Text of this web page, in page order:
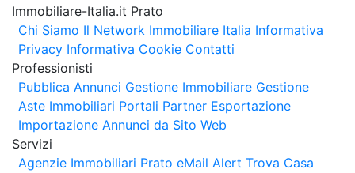
Immobiliare-Italia.it Prato
Chi Siamo Il Network Immobiliare Italia Informativa
Privacy Informativa Cookie Contatti
Professionisti
Pubblica Annunci Gestione Immobiliare Gestione
Aste Immobiliari Portali Partner Esportazione
Importazione Annunci da Sito Web
Servizi
Agenzie Immobiliari Prato eMail Alert Trova Casa